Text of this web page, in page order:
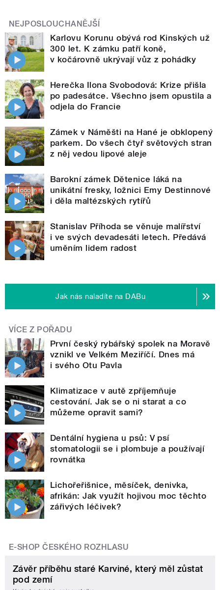
NEJPOSLOUCHANĚJŠÍ
Karlovu Korunu obývá rod Kinských už
300 let. K zámku patří koně,
v kočárovně ukrývají vůz z pohádky
Herečka Ilona Svobodová: Krize přišla
po padesátce. Všechno jsem opustila a
odjela do Francie
Zámek v Náměšti na Hané je obklopený
parkem. Do všech čtyř světových stran
z něj vedou lipové aleje
Barokní zámek Dětenice láká na
unikátní fresky, ložnici Emy Destinnové
i děla maltézských rytířů
Stanislav Příhoda se věnuje malířství
i ve svých devadesáti letech. Předává
uměním lidem radost
Jak nás naladíte na DABu
VÍCE Z POŘADU
První český rybářský spolek na Moravě
vznikl ve Velkém Meziříčí. Dnes má
i svého Otu Pavla
Klimatizace v autě zpříjemňuje
cestování. Jak se o ni starat a co
můžeme opravit sami?
Dentální hygiena u psů: V psí
stomatologii se i plombuje a používají
rovnátka
Lichořeřišnice, měsíček, denivka,
afrikán: Jak využít hojivou moc těchto
zářivých léčivek?
E-SHOP ČESKÉHO ROZHLASU
Závěr příběhu staré Karviné, který měl zůstat
pod zemí